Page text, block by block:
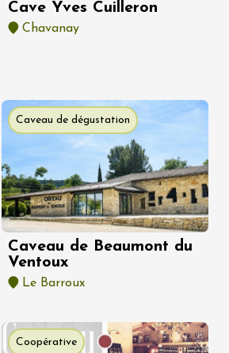
Cave Yves Cuilleron
Chavanay
Caveau de dégustation
Caveau de Beaumont du
Ventoux
Le Barroux
Coopérative